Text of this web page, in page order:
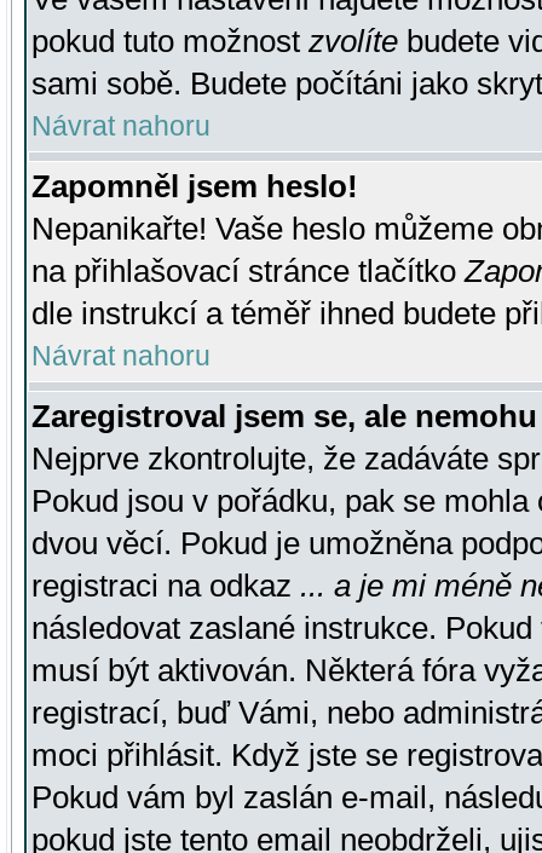
pokud tuto možnost zvolíte budete
sami sobě. Budete počítáni jako
Návrat nahoru
Zapomněl jsem heslo!
Nepanikařte! Vaše heslo můžeme
na přihlašovací stránce tlačítko
dle instrukcí a téměř ihned budete
Návrat nahoru
Zaregistroval jsem se, ale
Nejprve zkontrolujte, že zadáváte
Pokud jsou v pořádku, pak se
dvou věcí. Pokud je umožněna
registraci na odkaz ... a je mi méně
následovat zaslané instrukce.
musí být aktivován. Některá fóra
registrací, buď Vámi, nebo
moci přihlásit. Když jste se
Pokud vám byl zaslán e-mail,
pokud jste tento email neobdrželi,